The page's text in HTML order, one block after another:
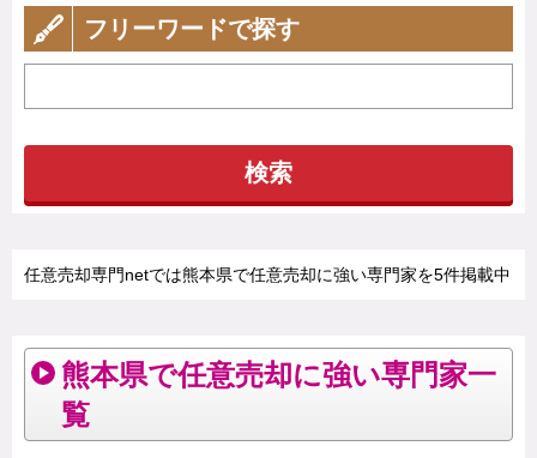
フリーワードで探す
検索
任意売却専門netでは熊本県で任意売却に強い専門家を5件掲載中
熊本県で任意売却に強い専門家一
覧